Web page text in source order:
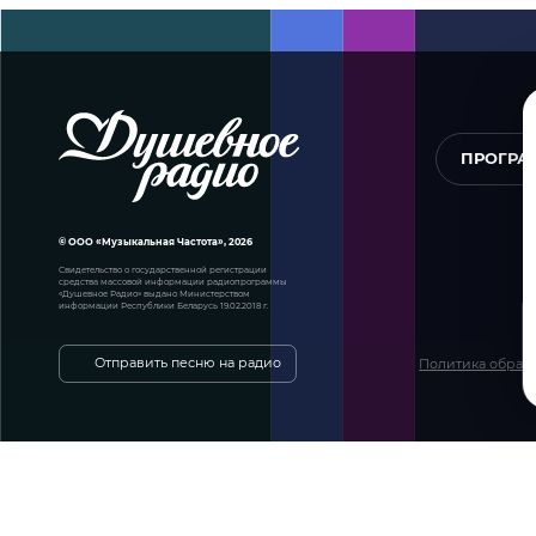
© ООО «Музыкальная Частота», 2026
Свидетельство о государственной регистрации
средства массовой информации радиопрограммы
«Душевное Радио» выдано Министерством
информации Республики Беларусь 19.02.2018 г.
Отправить песню на радио Политика